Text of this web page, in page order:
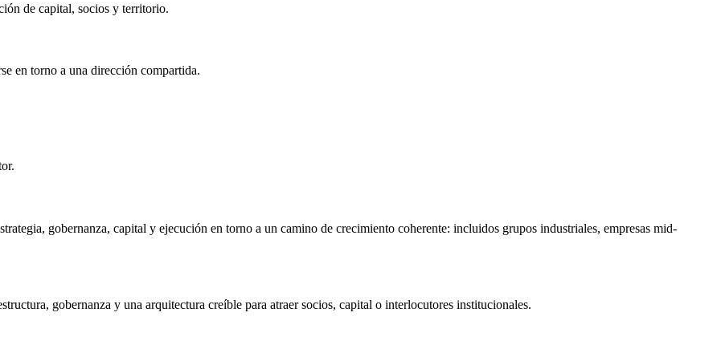
de capital, socios y territorio.
en torno a una dirección compartida.
gobernanza, capital y ejecución en torno a un camino de crecimiento coherente: incluidos grupos industriales, empresas mid-
gobernanza y una arquitectura creíble para atraer socios, capital o interlocutores institucionales.